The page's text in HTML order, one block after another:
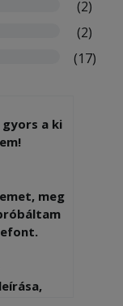
(2)
(2)
(17)
a ki
meg